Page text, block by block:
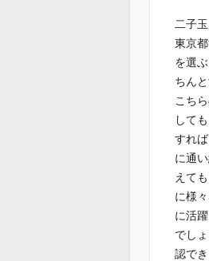
二子
東京
を選
ちん
こち
して
すれ
に通
えて
に様
に活
でし
認で